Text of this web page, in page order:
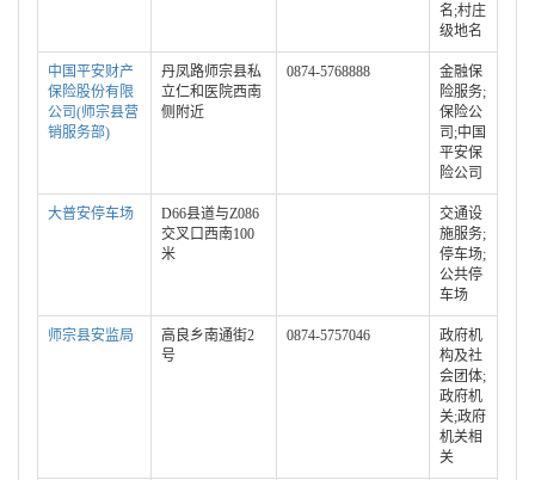
名;村庄
级地名
中国平安财产
保险股份有限
公司(师宗县营
销服务部)
丹凤路师宗县私
立仁和医院西南
侧附近
0874-5768888
金融保
险服务;
保险公
司;中国
平安保
险公司
大普安停车场
D66县道与Z086
交叉口西南100
米
交通设
施服务;
停车场;
公共停
车场
师宗县安监局
高良乡南通街2
号
0874-5757046
政府机
构及社
会团体;
政府机
关;政府
机关相
关